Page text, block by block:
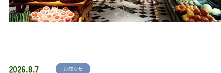
2026.8.7 お知らせ